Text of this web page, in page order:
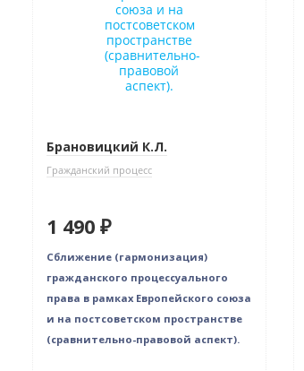
Брановицкий К.Л.
Гражданский процесс
1 490 ₽
Сближение (гармонизация)
гражданского процессуального
права в рамках Европейского союза
и на постсоветском пространстве
(сравнительно-правовой аспект).